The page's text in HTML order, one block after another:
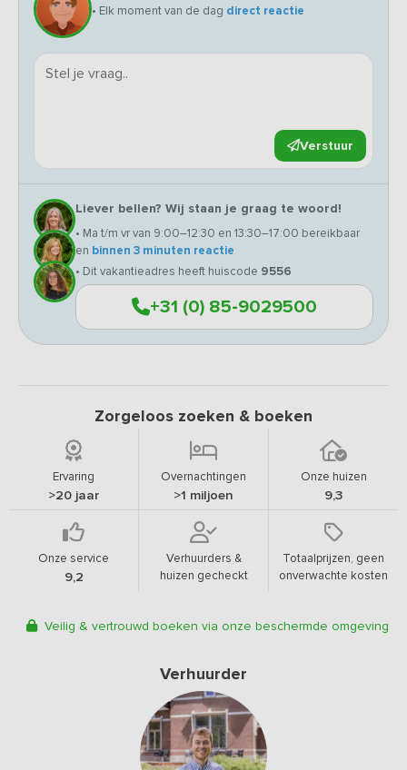
• Elk moment van de dag direct reactie
Verstuur
Liever bellen? Wij staan je graag te woord!
• Ma t/m vr van 9:00–12:30 en 13:30–17:00 bereikbaar
en binnen 3 minuten reactie
• Dit vakantieadres heeft huiscode 9556
+31 (0) 85-9029500
Zorgeloos zoeken & boeken
Ervaring
>20 jaar
Overnachtingen
>1 miljoen
Onze huizen
9,3
Onze service
9,2
Verhuurders &
huizen gecheckt
Totaalprijzen, geen
onverwachte kosten
Veilig & vertrouwd boeken via onze beschermde omgeving
Verhuurder